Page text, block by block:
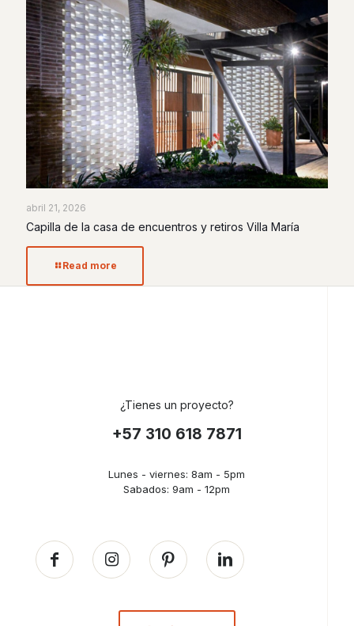
abril 21, 2026
Capilla de la casa de encuentros y retiros Villa María
Read more
¿Tienes un proyecto?
+57 310 618 7871
Lunes - viernes: 8am - 5pm
Sabados: 9am - 12pm